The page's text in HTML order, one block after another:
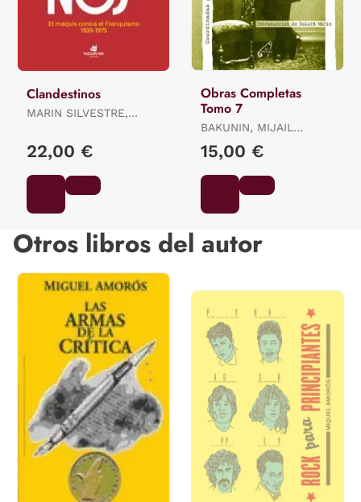
Clandestinos
MARIN SILVESTRE,
22,00 €
Obras Completas
Tomo 7
BAKUNIN, MIJAIL
MINTZ, FRANK / MARIN
15,00 €
Otros libros del autor